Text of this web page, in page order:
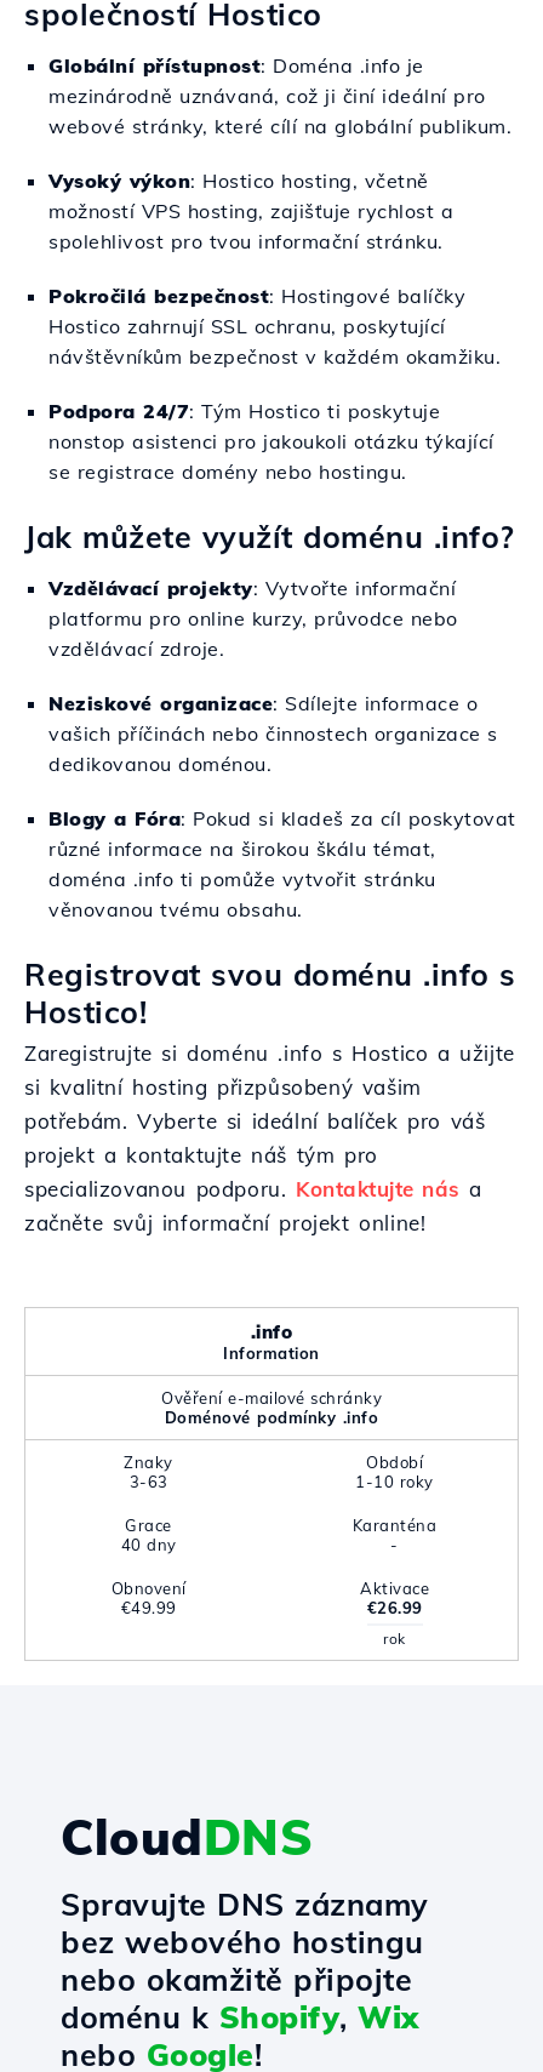
společností Hostico
Globální přístupnost: Doména .info je
mezinárodně uznávaná, což ji činí ideální pro
webové stránky, které cílí na globální publikum.
Vysoký výkon: Hostico hosting, včetně
možností VPS hosting, zajišťuje rychlost a
spolehlivost pro tvou informační stránku.
Pokročilá bezpečnost: Hostingové balíčky
Hostico zahrnují SSL ochranu, poskytující
návštěvníkům bezpečnost v každém okamžiku.
Podpora 24/7: Tým Hostico ti poskytuje
nonstop asistenci pro jakoukoli otázku týkající
se registrace domény nebo hostingu.
Jak můžete využít doménu .info?
Vzdělávací projekty: Vytvořte informační
platformu pro online kurzy, průvodce nebo
vzdělávací zdroje.
Neziskové organizace: Sdílejte informace o
vašich příčinách nebo činnostech organizace s
dedikovanou doménou.
Blogy a Fóra: Pokud si kladeš za cíl poskytovat
různé informace na širokou škálu témat,
doména .info ti pomůže vytvořit stránku
věnovanou tvému obsahu.
Registrovat svou doménu .info s
Hostico!
Zaregistrujte si doménu .info s Hostico a užijte
si kvalitní hosting přizpůsobený vašim
potřebám. Vyberte si ideální balíček pro váš
projekt a kontaktujte náš tým pro
specializovanou podporu. Kontaktujte nás a
začněte svůj informační projekt online!
.info
Information
Ověření e-mailové schránky
Doménové podmínky .info
Znaky
3-63
Období
1-10 roky
Grace
40 dny
Karanténa
-
Obnovení
€49.99
Aktivace
€26.99
rok
CloudDNS
Spravujte DNS záznamy
bez webového hostingu
nebo okamžitě připojte
doménu k Shopify, Wix
nebo Google!